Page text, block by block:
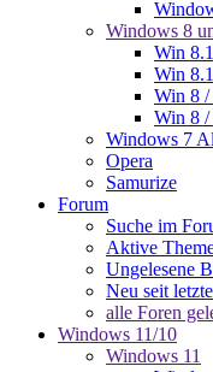
Windows 8
Win
Win
Win 8 /
Win 8
Windows 7
Opera
Samurize
Forum
Suche im
Aktive
Ungelesene
Neu seit
alle Foren
Windows 11/10
Windows 11